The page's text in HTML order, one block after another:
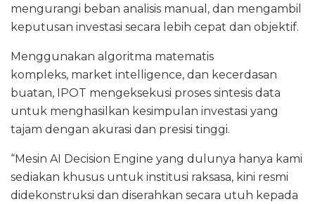
mengurangi beban analisis manual, dan mengambil
keputusan investasi secara lebih cepat dan objektif.
Menggunakan algoritma matematis
kompleks, market intelligence, dan kecerdasan
buatan, IPOT mengeksekusi proses sintesis data
untuk menghasilkan kesimpulan investasi yang
tajam dengan akurasi dan presisi tinggi.
“Mesin AI Decision Engine yang dulunya hanya kami
sediakan khusus untuk institusi raksasa, kini resmi
didekonstruksi dan diserahkan secara utuh kepada